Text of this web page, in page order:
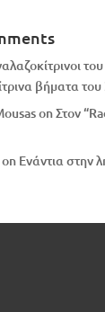
βήματα του
onΣτον
Eνάντια στην